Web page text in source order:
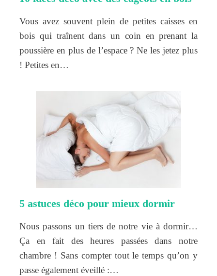
Vous avez souvent plein de petites caisses en
bois qui traînent dans un coin en prenant la
poussière en plus de l’espace ? Ne les jetez plus
! Petites en…
5 astuces déco pour mieux dormir
Nous passons un tiers de notre vie à dormir…
Ça en fait des heures passées dans notre
chambre ! Sans compter tout le temps qu’on y
passe également éveillé :…